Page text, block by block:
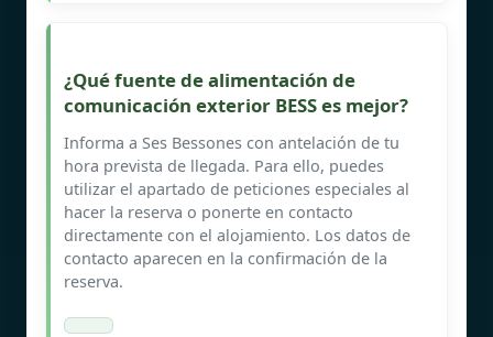
¿Qué fuente de alimentación de
comunicación exterior BESS es mejor?
Informa a Ses Bessones con antelación de tu
hora prevista de llegada. Para ello, puedes
utilizar el apartado de peticiones especiales al
hacer la reserva o ponerte en contacto
directamente con el alojamiento. Los datos de
contacto aparecen en la confirmación de la
reserva.